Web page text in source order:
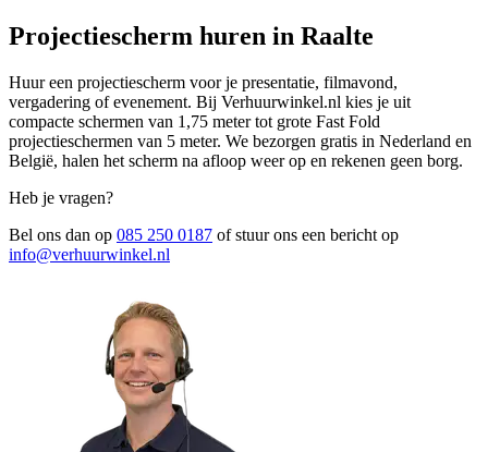
Projectiescherm huren in Raalte
Huur een projectiescherm voor je presentatie, filmavond,
vergadering of evenement. Bij Verhuurwinkel.nl kies je uit
compacte schermen van 1,75 meter tot grote Fast Fold
projectieschermen van 5 meter. We bezorgen gratis in Nederland en
België, halen het scherm na afloop weer op en rekenen geen borg.
Heb je vragen?
Bel ons dan op 085 250 0187 of stuur ons een bericht op
info@verhuurwinkel.nl